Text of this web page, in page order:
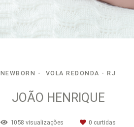
NEWBORN VOLA REDONDA - RJ
JOÃO HENRIQUE
1058 visualizações 0 curtidas